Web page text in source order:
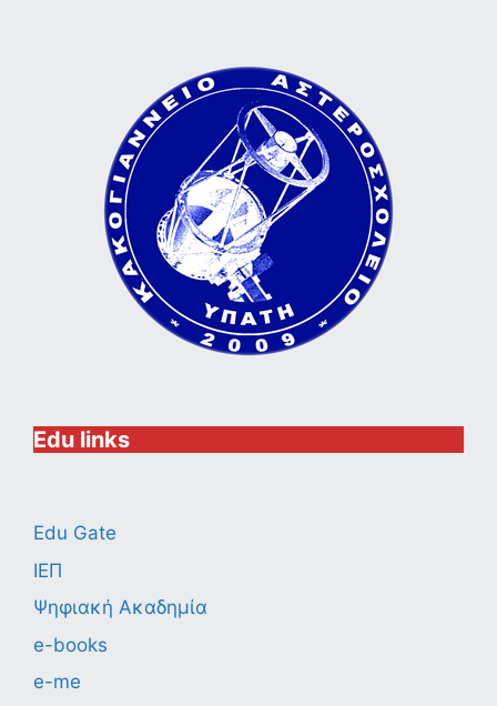
Edu links
Edu Gate
ΙΕΠ
Ψηφιακή Ακαδημία
e-books
e-me